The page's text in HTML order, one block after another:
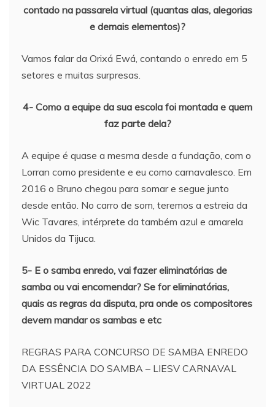
contado na passarela virtual (quantas alas, alegorias
e demais elementos)?
Vamos falar da Orixá Ewá, contando o enredo em 5
setores e muitas surpresas.
4- Como a equipe da sua escola foi montada e quem
faz parte dela?
A equipe é quase a mesma desde a fundação, com o
Lorran como presidente e eu como carnavalesco. Em
2016 o Bruno chegou para somar e segue junto
desde então. No carro de som, teremos a estreia da
Wic Tavares, intérprete da também azul e amarela
Unidos da Tijuca.
5- E o samba enredo, vai fazer eliminatórias de
samba ou vai encomendar? Se for eliminatórias,
quais as regras da disputa, pra onde os compositores
devem mandar os sambas e etc
REGRAS PARA CONCURSO DE SAMBA ENREDO
DA ESSÊNCIA DO SAMBA – LIESV CARNAVAL
VIRTUAL 2022